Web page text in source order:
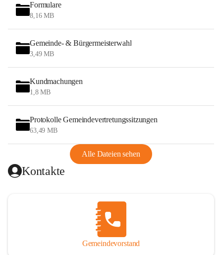
Formulare
8,16 MB
Gemeinde- & Bürgermeisterwahl
3,49 MB
Kundmachungen
1,8 MB
Protokolle Gemeindevertretungssitzungen
63,49 MB
Alle Dateien sehen
Kontakte
Gemeindevorstand